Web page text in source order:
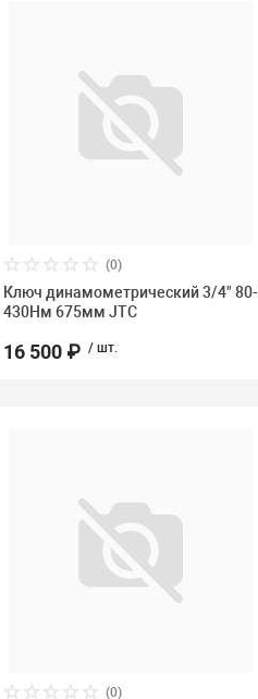
(0)
Ключ динамометрический 3/4" 80-
430Нм 675мм JTC
16 500 ₽ / шт.
(0)